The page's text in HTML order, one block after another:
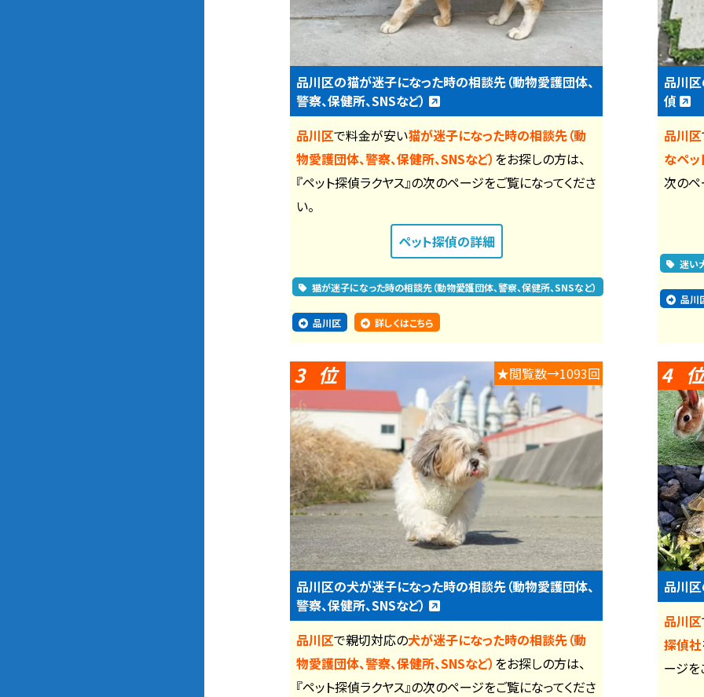
品川区の猫が迷子になった時の相談先（動物愛護団体、
警察、保健所、SNSなど）
品川区で料金が安い猫が迷子になった時の相談先（動
物愛護団体、警察、保健所、SNSなど） をお探しの方は、
『ペット探偵ラクヤス』の次のページをご覧になってくださ
い。
ペット探偵の詳細
猫が迷子になった時の相談先（動物愛護団体、警察、保健所、SNSなど）
品川区 詳しくはこちら
品川
偵
品川区
なペッ
次のペ
迷い
品川
3 ★閲覧数→1093回
品川区の犬が迷子になった時の相談先（動物愛護団体、
警察、保健所、SNSなど）
品川区で親切対応の犬が迷子になった時の相談先（動
物愛護団体、警察、保健所、SNSなど） をお探しの方は、
『ペット探偵ラクヤス』の次のページをご覧になってくださ
4
品川
品川区
探偵社
ージを